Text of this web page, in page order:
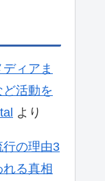
ィアま
活動を
より
行の理由3
る真相